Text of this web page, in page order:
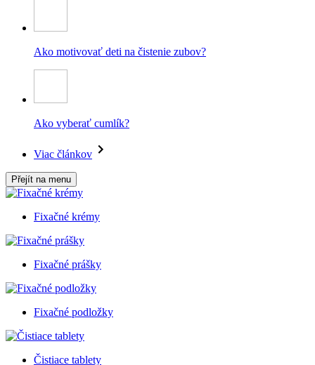
Ako motivovať deti na čistenie zubov?
Ako vyberať cumlík?
Viac článkov
Přejít na menu
Fixačné krémy
Fixačné prášky
Fixačné podložky
Čistiace tablety